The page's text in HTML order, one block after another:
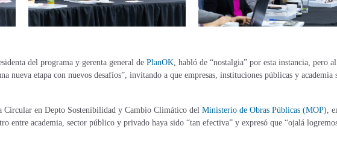
del programa y gerenta general de PlanOK , habló de “nostalgia” por esta instancia, pero al
nueva etapa con nuevos desafíos”, invitando a que empresas, instituciones públicas y academia
Circular en Depto Sostenibilidad y Cambio Climático del Ministerio de Obras Públicas (MOP)
entre academia, sector público y privado haya sido “tan efectiva” y expresó que “ojalá